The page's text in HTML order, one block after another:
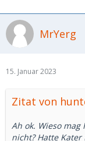
MrYerg
15. Januar 2023
Zitat von
Ah ok. Wieso
nicht? Hatte